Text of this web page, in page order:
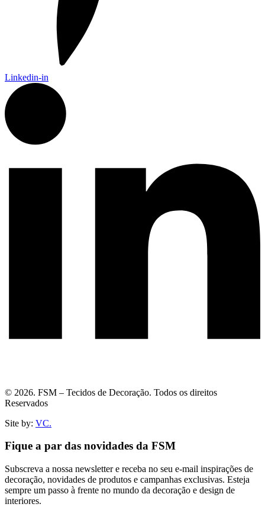
Linkedin-in
© 2026. FSM – Tecidos de Decoração. Todos os direitos
Reservados
Site by: VC.
Fique a par das novidades da FSM
Subscreva a nossa newsletter e receba no seu e-mail inspirações de
decoração, novidades de produtos e campanhas exclusivas. Esteja
sempre um passo à frente no mundo da decoração e design de
interiores.